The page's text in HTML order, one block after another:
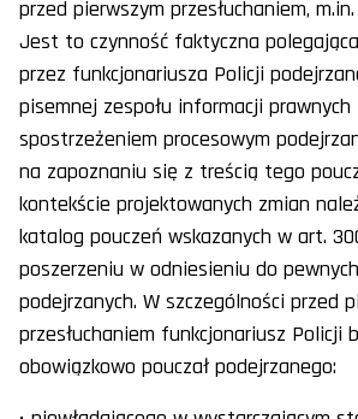
przed pierwszym przesłuchaniem,
Jest to czynność faktyczna
przez funkcjonariusza Policji
pisemnej zespołu informacji
spostrzeżeniem procesowym
na zapoznaniu się z treścią tego
kontekście projektowanych zmian
katalog pouczeń wskazanych w art.
poszerzeniu w odniesieniu do
podejrzanych. W szczególności przed
przesłuchaniem funkcjonariusz Policji
obowiązkowo pouczał podejrzanego: